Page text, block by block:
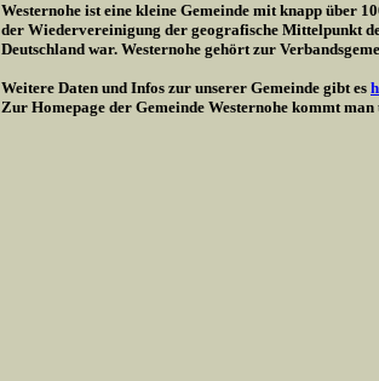
Westernohe ist eine kleine Gemeinde mit knapp über
der Wiedervereinigung der geografische Mittelpunkt
Deutschland war. Westernohe gehört zur
Weitere Daten und Infos zur unserer Gemeinde gibt es
Zur Homepage der Gemeinde Westernohe kommt